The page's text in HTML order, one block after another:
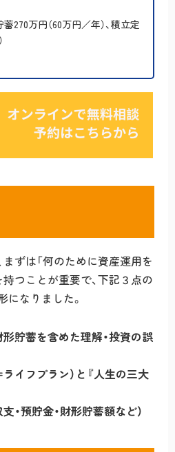
270万円（60万円／年）、積立定
ずは「何のために資産運用を
つことが重要で、下記３点の
なりました。
貯蓄を含めた理解・投資の誤
イフプラン）と『人生の三大
・預貯金・財形貯蓄額など）